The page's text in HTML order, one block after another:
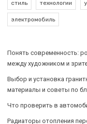
стиль технологии
электромобиль
Понять современность:
между художником и
Выбор и установка
материалы и советы по
Что проверить в
Радиаторы отопления